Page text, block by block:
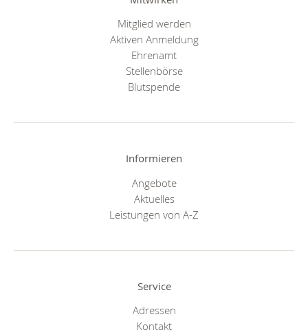
Mitglied werden
Aktiven Anmeldung
Ehrenamt
Stellenbörse
Blutspende
Informieren
Angebote
Aktuelles
Leistungen von A-Z
Service
Adressen
Kontakt